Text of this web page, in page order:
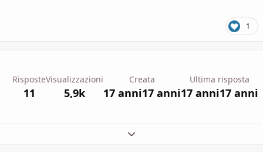
1
Risposte
11
Visualizzazioni
5,9k
Creata
17 anni17 anni
Ultima risposta
17 anni17 anni
Espandi panoramica del topic